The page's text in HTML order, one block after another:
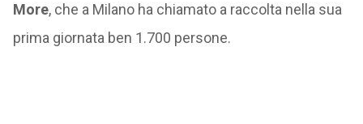
More, che a Milano ha chiamato a raccolta nella sua
prima giornata ben 1.700 persone.